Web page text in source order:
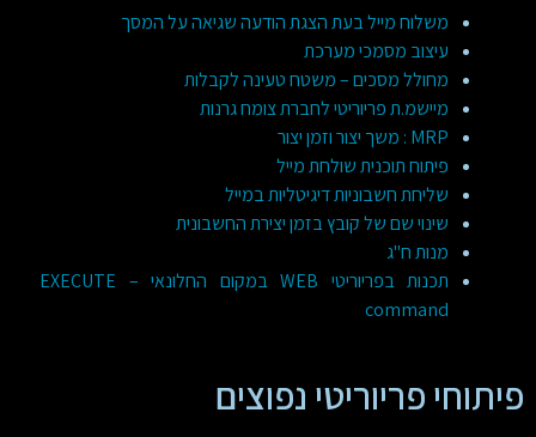
משלוח מייל בעת הצגת הודעה שגיאה על המסך
עיצוב מסמכי מערכת
מחולל מסכים – משטח טעינה לקבלות
מיישמ.ת פריוריטי לחברת צומח גרנות
MRP : משך יצור וזמן יצור
פיתוח תוכנית שולחת מייל
שליחת חשבוניות דיגיטליות במייל
שינוי שם של קובץ בזמן יצירת החשבונית
מנות ח"ג
תכנות בפריוריטי WEB במקום החלונאי – EXECUTE
command
פיתוחי פריוריטי נפוצים